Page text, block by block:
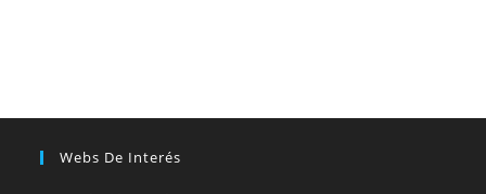
Webs De Interés